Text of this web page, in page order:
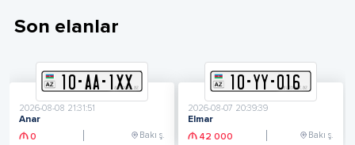
Son elanlar
10-AA-1XX
2026-08-08 21:31:51
Anar
0
Bakı ş.
10-YY-016
2026-08-07 20:39:39
Elmar
42 000
Bakı ş.